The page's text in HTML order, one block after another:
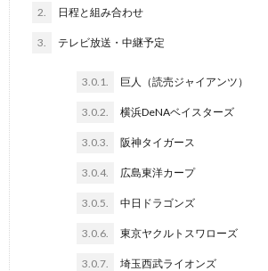
2. 日程と組み合わせ
3. テレビ放送・中継予定
3.0.1. 巨人（読売ジャイアンツ）
3.0.2. 横浜DeNAベイスターズ
3.0.3. 阪神タイガース
3.0.4. 広島東洋カープ
3.0.5. 中日ドラゴンズ
3.0.6. 東京ヤクルトスワローズ
3.0.7. 埼玉西武ライオンズ